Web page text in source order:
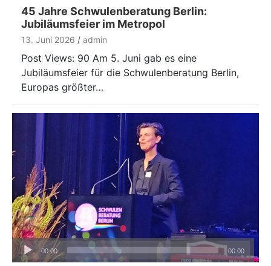
45 Jahre Schwulenberatung Berlin:
Jubiläumsfeier im Metropol
13. Juni 2026 admin
Post Views: 90 Am 5. Juni gab es eine
Jubiläumsfeier für die Schwulenberatung Berlin,
Europas größter…
Audio-
Player
00:00 00:00